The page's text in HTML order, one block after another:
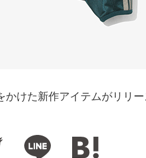
かけた新作アイテムがリリー